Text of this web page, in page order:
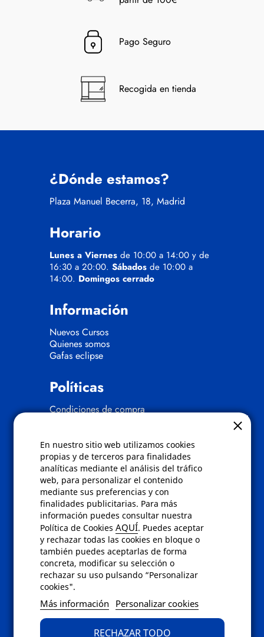
En nuestro sitio web utilizamos cookies
propias y de terceros para finalidades
analíticas mediante el análisis del tráfico
web, para personalizar el contenido
mediante sus preferencias y con
finalidades publicitarias. Para más
información puedes consultar nuestra
Política de CookiesAQUÍ. Puedes aceptar
y rechazar todas las cookies en bloque o
también puedes aceptarlas de forma
concreta, modificar su selección o
rechazar su uso pulsando “Personalizar
cookies".
Más información Personalizar cookies
RECHAZAR TODO
Pago Seguro
Recogida en tienda
¿Dónde estamos?
Plaza Manuel Becerra, 18, Madrid
Horario
Lunes a Viernes de 10:00 a 14:00 y de
16:30 a 20:00. Sábados de 10:00 a
14:00. Domingos cerrado
Información
Nuevos Cursos
Quienes somos
Gafas eclipse
Políticas
Condiciones de compra
Bajas comunicados comerciales
Derecho de desistimiento
Preguntas frecuentes
Contacto
Envíanos un email ainfo@fotoroma.es
bien rellena nuestroformulario de
contacto